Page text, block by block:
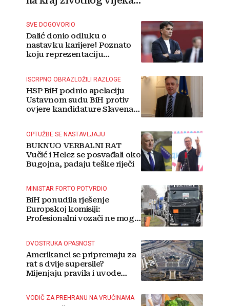
SVE DOGOVORIO
Dalić donio odluku o
nastavku karijere! Poznato
koju reprezentaciju
ISCRPNO OBRAZLOŽILI RAZLOGE
HSP BiH podnio apelaciju
Ustavnom sudu BiH protiv
ovjere kandidature Slavena
OPTUŽBE SE NASTAVLJAJU
BUKNUO VERBALNI RAT
Vučić i Helez se posvađali oko
Bugojna, padaju teške riječi
MINISTAR FORTO POTVRDIO
BiH ponudila rješenje
Europskoj komisiji:
Profesionalni vozači ne mogu
DVOSTRUKA OPASNOST
Amerikanci se pripremaju za
rat s dvije supersile?
Mijenjaju pravila i uvode
VODIČ ZA PREHRANU NA VRUĆINAMA